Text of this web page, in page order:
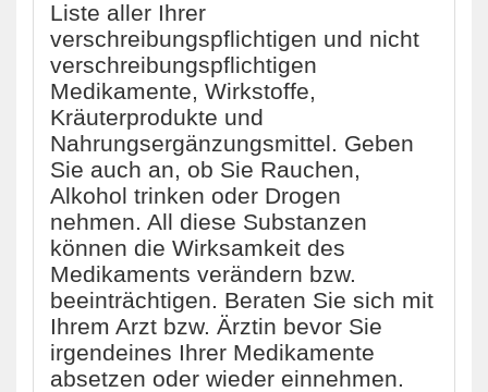
Liste aller Ihrer
verschreibungspflichtigen und nicht
verschreibungspflichtigen
Medikamente, Wirkstoffe,
Kräuterprodukte und
Nahrungsergänzungsmittel. Geben
Sie auch an, ob Sie Rauchen,
Alkohol trinken oder Drogen
nehmen. All diese Substanzen
können die Wirksamkeit des
Medikaments verändern bzw.
beeinträchtigen. Beraten Sie sich mit
Ihrem Arzt bzw. Ärztin bevor Sie
irgendeines Ihrer Medikamente
absetzen oder wieder einnehmen.